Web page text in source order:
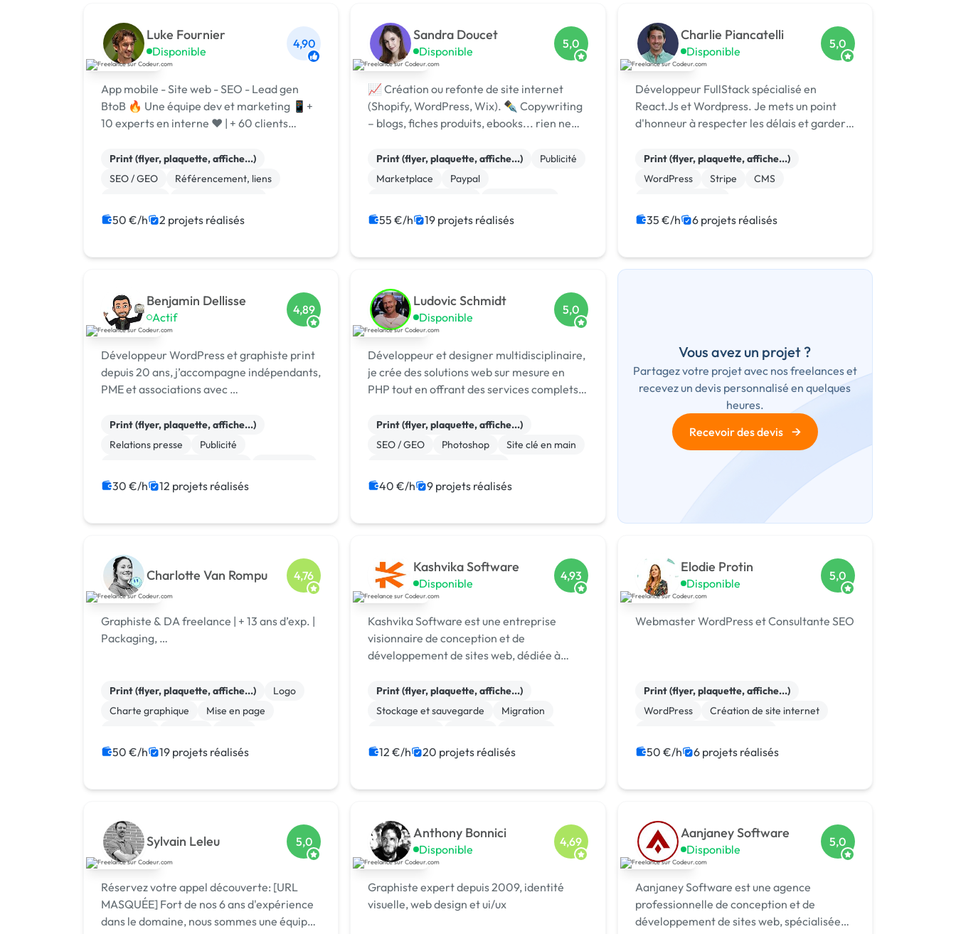
Luke Fournier
Disponible
4,90
App mobile - Site web - SEO - Lead gen
BtoB 🔥 Une équipe dev et marketing 📱+
10 experts en interne ❤️ | + 60 clients
experte en création de site et apps
Print (flyer, plaquette, affiche...)
SEO / GEO
Référencement, liens
Migration ou refonte de site
Site E-commerce
Shopify
50 €/h 2 projets réalisés
Sandra Doucet
Disponible
5,0
📈 Création ou refonte de site internet
(Shopify, WordPress, Wix). ✒️ Copywriting
– blogs, fiches produits, ebooks... rien ne
convertissent (adieu les taux de rebond !)
Print (flyer, plaquette, affiche...)
Publicité
Marketplace
Paypal
Relecture, correction
Wix
Google Ads
55 €/h 19 projets réalisés
Charlie Piancatelli
Disponible
5,0
Développeur FullStack spécialisé en
React.Js et Wordpress. Je mets un point
d'honneur à respecter les délais et garder
Print (flyer, plaquette, affiche...)
WordPress
Stripe
CMS
Création de site internet
Landing page
Site clé en main
35 €/h 6 projets réalisés
Benjamin Dellisse
Actif
4,89
Développeur WordPress et graphiste print
depuis 20 ans, j’accompagne indépendants,
PME et associations avec …
Print (flyer, plaquette, affiche...)
Relations presse
Publicité
Community management
Motion design
Boutons
30 €/h 12 projets réalisés
Ludovic Schmidt
Disponible
5,0
Développeur et designer multidisciplinaire,
je crée des solutions web sur mesure en
PHP tout en offrant des services complets
et production audiovisuelle.
Print (flyer, plaquette, affiche...)
SEO / GEO
Photoshop
Site clé en main
Integration HTML
Gestion site web
Mangopay
40 €/h 9 projets réalisés
Vous avez un projet ?
Partagez votre projet avec nos freelances et
recevez un devis personnalisé en quelques
heures.
Recevoir des devis
→
Charlotte Van Rompu 4,76
Graphiste & DA freelance | + 13 ans d’exp. |
Packaging, …
Print (flyer, plaquette, affiche...)
Logo
Charte graphique
Mise en page
50 €/h 19 projets réalisés
Kashvika Software
Disponible
4,93
Kashvika Software est une entreprise
visionnaire de conception et de
développement de sites web, dédiée à
numérique forte et percutante.
Print (flyer, plaquette, affiche...)
Stockage et sauvegarde
Migration
Wix
WooCommerce
Dropshipping
12 €/h 20 projets réalisés
Elodie Protin
Disponible
5,0
Webmaster WordPress et Consultante SEO
Print (flyer, plaquette, affiche...)
WordPress
Création de site internet
Référencement, liens
WooCommerce
Marketing
50 €/h 6 projets réalisés
Sylvain Leleu 5,0
Réservez votre appel découverte: [URL
MASQUÉE] Fort de nos 6 ans d'expérience
dans le domaine, nous sommes une équipe
Anthony Bonnici
Disponible
4,69
Graphiste expert depuis 2009, identité
visuelle, web design et ui/ux
Aanjaney Software
Disponible
5,0
Aanjaney Software est une agence
professionnelle de conception et de
développement de sites web, spécialisée